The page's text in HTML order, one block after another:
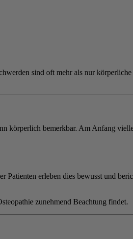
sind oft mehr als nur
körperlich bemerkbar. Am Anfang
erleben dies bewusst und
zunehmend Beachtung findet.